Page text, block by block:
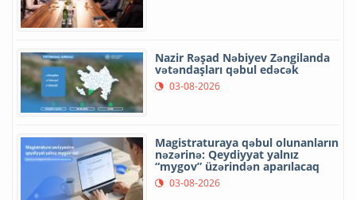
Nazir Rəşad Nəbiyev Zəngilanda
vətəndaşları qəbul edəcək
03-08-2026
Magistraturaya qəbul olunanların
nəzərinə: Qeydiyyat yalnız
“mygov” üzərindən aparılacaq
03-08-2026